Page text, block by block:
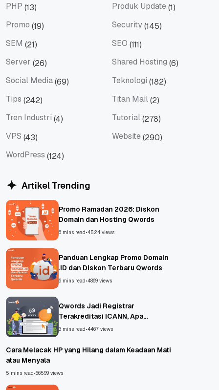
PHP (13) Produk Update (1)
Promo (19) Security(145)
SEM (21) SEO (111)
Server (26) Shared Hosting (6)
Social Media(69) Teknologi (182)
Tips (242) Titan Mail(2)
Tren Industri (4) Tutorial(278)
VPS (43) Website (290)
WordPress (124)
Artikel Trending
Promo Ramadan 2026: Diskon
Domain dan Hosting Qwords
6 mins read•4524 views
Panduan Lengkap Promo Domain
.ID dan Diskon Terbaru Qwords
6 mins read•4869 views
Qwords Jadi Registrar
Terakreditasi ICANN, Apa
Untungnya?
3 mins read•4467 views
Cara Melacak HP yang Hilang dalam Keadaan Mati
atau Menyala
5 mins read•66599 views